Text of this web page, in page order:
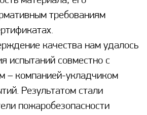
требованиям
качества нам удалось
испытаний совместно с
– компанией-укладчиком
Результатом стали
пожаробезопасности